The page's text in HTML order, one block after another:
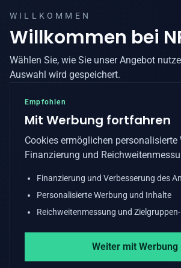
WILLKOMMEN
Willkommen bei
Wählen Sie, wie Sie unser Angebot
Auswahl wird gespeichert.
Empfohlen
Mit Werbung fortfahren
Cookies ermöglichen personalisierte
Finanzierung und
Finanzierung und Verbesserung des
Personalisierte Werbung und Inhalte
Reichweitenmessung und
Weiter mit Werbung